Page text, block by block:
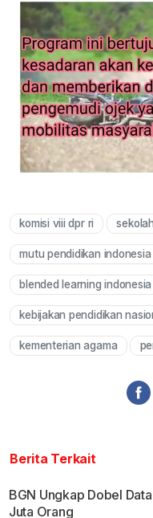
komisi viii dpr ri
mutu pendidikan indonesia
blended learning indonesia
kebijakan pendidikan
kementerian agama
Berita Terkait
BGN Ungkap Dobel
Juta Orang